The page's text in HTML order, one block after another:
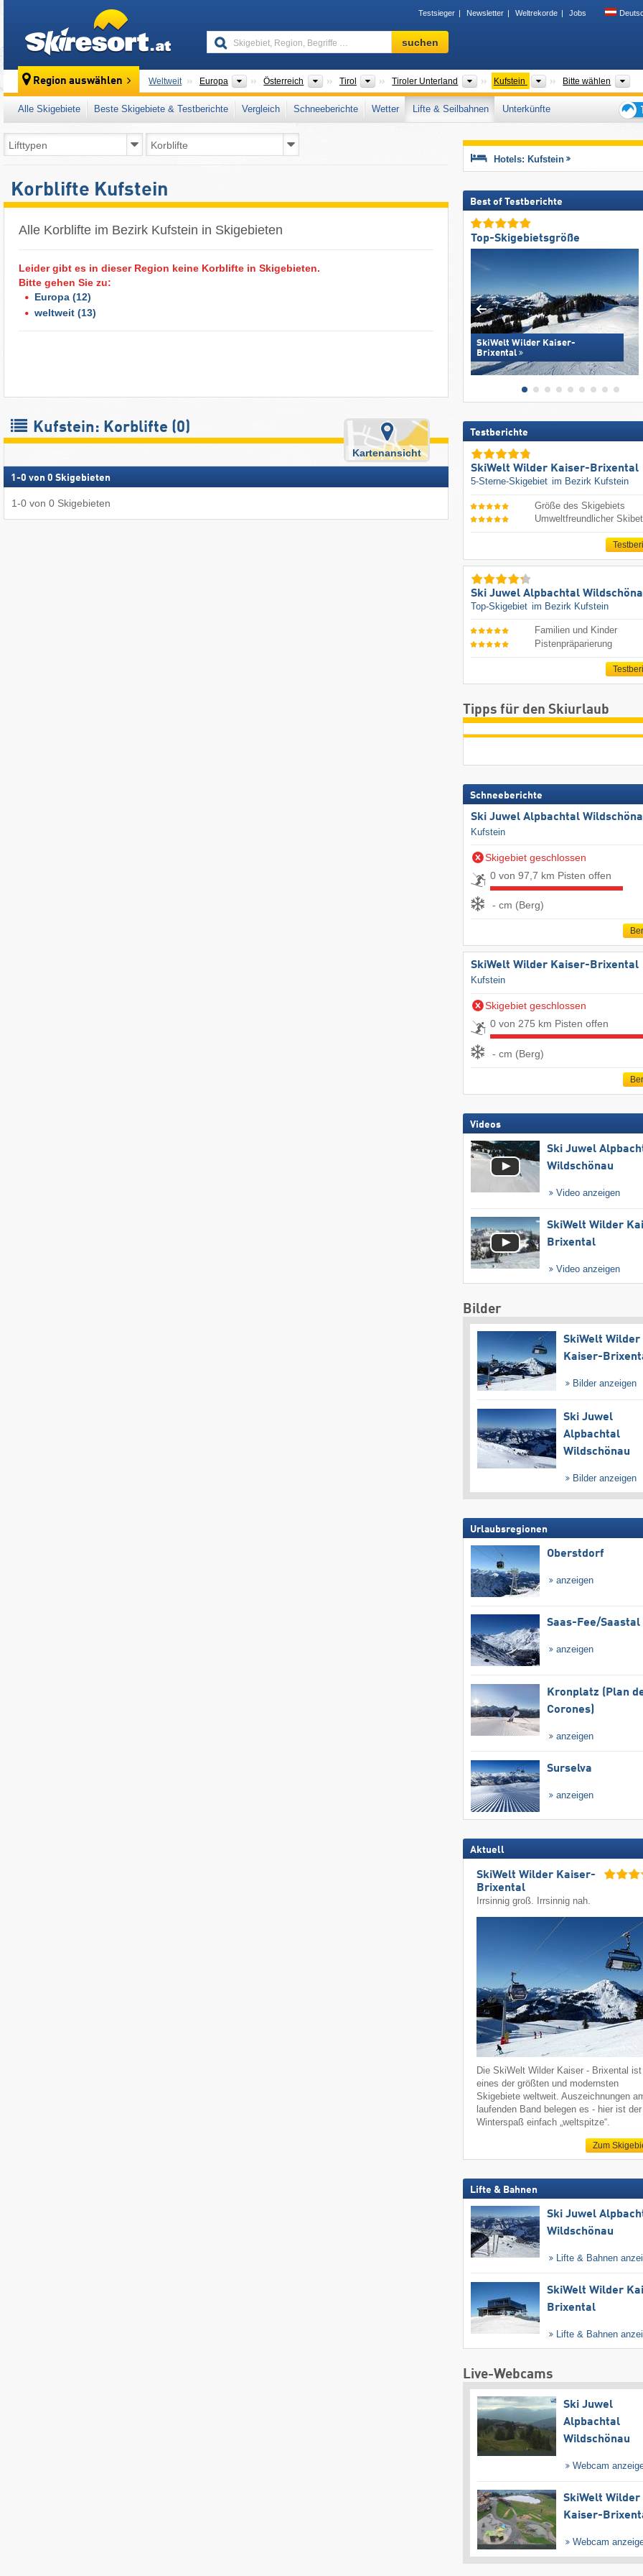
Testsieger Newsletter Weltrekorde Jobs
Skigebiet,
Region,
…
suchen
Region auswählen Weltweit Europa Kontinente
Österreich Länder
Tirol Bundesländer
Tiroler Unterland Großregionen
Kufstein BezirkeBitte wählen
Alle Skigebiete Beste Skigebiete & Testberichte Vergleich Schneeberichte Wetter Lifte & Seilbahnen
Unterkünfte
für
Korblifte Kufstein
Alle Korblifte im Bezirk Kufstein in Skigebieten
Leider gibt es in dieser Region keine Korblifte in Skigebieten.
Bitte gehen Sie zu:
Europa (12)
weltweit (13)
Kufstein: Korblifte (0)
Kartenansicht
1 -0 von 0 Skigebieten
1-0 von 0 Skigebieten
Hotels: Kufstein
Best of Testberichte
Top-Skigebietsgröße
SkiWelt Wilder Kaiser-
Brixental
Testberichte
SkiWelt Wilder Kaiser-Brixental
5-Sterne-Skigebiet im Bezirk Kufstein
Größe des Skigebiets
Umweltfreundlicher
Ski Juwel Alpbachtal
Top-Skigebiet im Bezirk Kufstein
Familien und Kinder
Pistenpräparierung
Tipps für den Skiurlaub
Schneeberichte
Ski Juwel Alpbachtal
Kufstein
Skigebiet geschlossen
0 von 97,7 km Pisten offen
- cm (Berg)
SkiWelt Wilder Kaiser-Brixental
Kufstein
Skigebiet geschlossen
0 von 275 km Pisten offen
- cm (Berg)
Videos
Ski Juwel
Wildschönau
Video anzeigen
SkiWelt Wilder
Brixental
Video anzeigen
Bilder
SkiWelt Wilder
Kaiser-
Bilder anzeigen
Ski Juwel
Alpbachtal
Wildschönau
Bilder anzeigen
Urlaubsregionen
Oberstdorf
anzeigen
Saas-Fee/​Saastal
anzeigen
Kronplatz (Plan
Corones)
anzeigen
Surselva
anzeigen
Aktuell
SkiWelt Wilder Kaiser-
Brixental
Irrsinnig groß. Irrsinnig nah.
Die SkiWelt Wilder Kaiser - Brixental ist
eines der größten und modernsten
Skigebiete weltweit. Auszeichnungen
laufenden Band belegen es - hier ist der
Winterspaß einfach „weltspitze“.
Zum
Lifte & Bahnen
Ski Juwel
Wildschönau
Lifte & Bahnen
SkiWelt Wilder
Brixental
Lifte & Bahnen
Live-Webcams
Ski Juwel
Alpbachtal
Wildschönau
Webcam
SkiWelt Wilder
Kaiser-
Webcam